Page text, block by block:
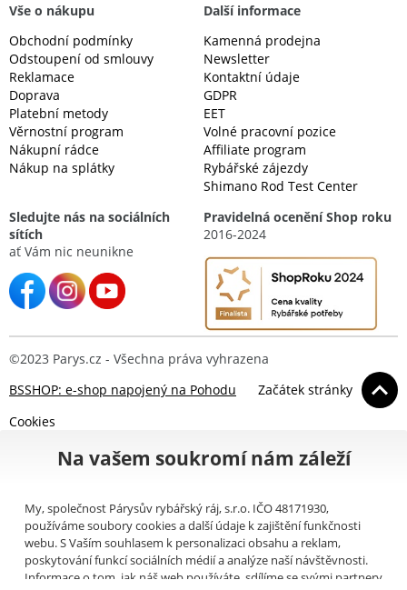
Vše o nákupu
Obchodní podmínky
Odstoupení od smlouvy
Reklamace
Doprava
Platební metody
Věrnostní program
Nákupní rádce
Nákup na splátky
Další informace
Kamenná prodejna
Newsletter
Kontaktní údaje
GDPR
EET
Volné pracovní pozice
Affiliate program
Rybářské zájezdy
Shimano Rod Test Center
Sledujte nás na sociálních
sítích
ať Vám nic neunikne
Pravidelná ocenění Shop roku
2016-2024
©2023 Parys.cz - Všechna práva vyhrazena
BSSHOP: e-shop napojený na Pohodu
Začátek stránky
Cookies
Na vašem soukromí nám záleží
My, společnost Párysův rybářský ráj, s.r.o. IČO 48171930,
používáme soubory cookies a další údaje k zajištění funkčnosti
webu. S Vaším souhlasem k personalizaci obsahu a reklam,
poskytování funkcí sociálních médií a analýze naší návštěvnosti.
Informace o tom, jak náš web používáte, sdílíme se svými partnery